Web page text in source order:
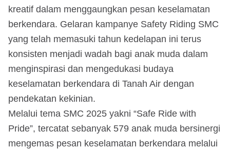
kreatif dalam menggaungkan pesan keselamatan
berkendara. Gelaran kampanye Safety Riding SMC
yang telah memasuki tahun kedelapan ini terus
konsisten menjadi wadah bagi anak muda dalam
menginspirasi dan mengedukasi budaya
keselamatan berkendara di Tanah Air dengan
pendekatan kekinian.
Melalui tema SMC 2025 yakni “Safe Ride with
Pride”, tercatat sebanyak 579 anak muda bersinergi
mengemas pesan keselamatan berkendara melalui